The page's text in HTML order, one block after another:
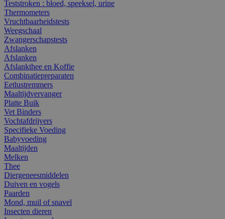
Teststroken : bloed, speeksel, urine
Thermometers
Vruchtbaarheidstests
Weegschaal
Zwangerschapstests
Afslanken
Afslanken
Afslankthee en Koffie
Combinatiepreparaten
Eetlustremmers
Maaltijdvervanger
Platte Buik
Vet Binders
Vochtafdrijvers
Specifieke Voeding
Babyvoeding
Maaltijden
Melken
Thee
Diergeneesmiddelen
Duiven en vogels
Paarden
Mond, muil of snavel
Insecten dieren